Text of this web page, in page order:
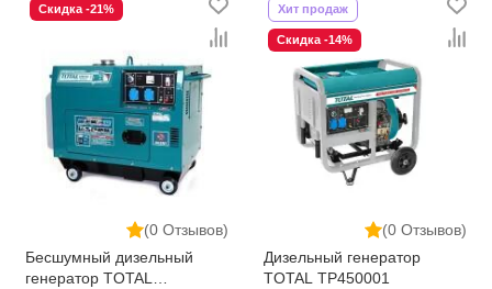
(0 Отзывов)
Скидка -21%
Бесшумный дизельный
генератор TOTAL
(0 Отзывов)
Хит продаж
Скидка -14%
Дизельный генератор
TOTAL TP450001